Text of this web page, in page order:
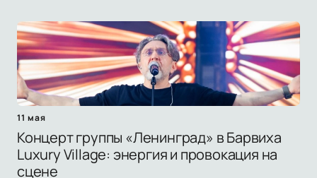
11 мая
Концерт группы «Ленинград» в Барвиха
Luxury Village: энергия и провокация на
сцене